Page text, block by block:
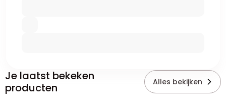
Je laatst bekeken
producten
Alles bekijken